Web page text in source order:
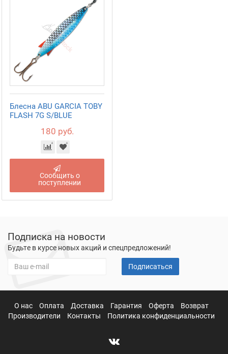
Блесна ABU GARCIA TOBY
FLASH 7G S/BLUE
180 руб.
Сообщить о
поступлении
Подписка на новости
Будьте в курсе новых акций и спецпредложений!
Подписаться
О нас Оплата Доставка Гарантия Оферта
Возврат
Производители
Контакты Политика конфиденциальности